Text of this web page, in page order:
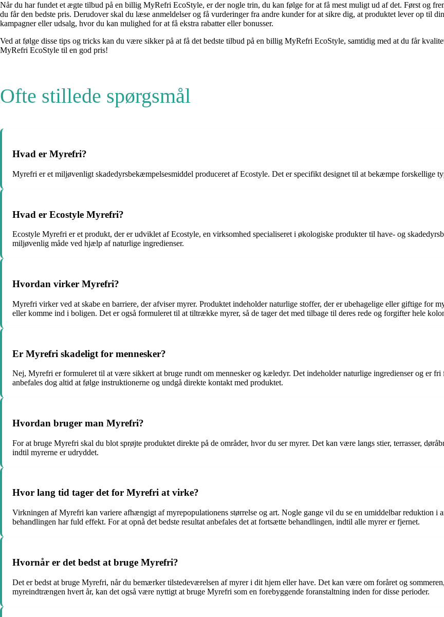
Når du har fundet et ægte tilbud på en billig MyRefri EcoStyle, er der nogle trin, du kan følge for at få mest muligt ud af det. Først og
du får den bedste pris. Derudover skal du læse anmeldelser og få vurderinger fra andre kunder for at sikre dig, at produktet lever op til
kampagner eller udsalg, hvor du kan mulighed for at få ekstra rabatter eller bonusser.
Ved at følge disse tips og tricks kan du være sikker på at få det bedste tilbud på en billig MyRefri EcoStyle, samtidig med at du får
MyRefri EcoStyle til en god pris!
Ofte stillede spørgsmål
Hvad er Myrefri?
Myrefri er et miljøvenligt skadedyrsbekæmpelsesmiddel produceret af Ecostyle. Det er specifikt designet til at bekæmpe forskellige
Hvad er Ecostyle Myrefri?
Ecostyle Myrefri er et produkt, der er udviklet af Ecostyle, en virksomhed specialiseret i økologiske produkter til have- og
miljøvenlig måde ved hjælp af naturlige ingredienser.
Hvordan virker Myrefri?
Myrefri virker ved at skabe en barriere, der afviser myrer. Produktet indeholder naturlige stoffer, der er ubehagelige eller giftige for
eller komme ind i boligen. Det er også formuleret til at tiltrække myrer, så de tager det med tilbage til deres rede og forgifter hele
Er Myrefri skadeligt for mennesker?
Nej, Myrefri er formuleret til at være sikkert at bruge rundt om mennesker og kæledyr. Det indeholder naturlige ingredienser og er
anbefales dog altid at følge instruktionerne og undgå direkte kontakt med produktet.
Hvordan bruger man Myrefri?
For at bruge Myrefri skal du blot sprøjte produktet direkte på de områder, hvor du ser myrer. Det kan være langs stier, terrasser,
indtil myrerne er udryddet.
Hvor lang tid tager det for Myrefri at virke?
Virkningen af Myrefri kan variere afhængigt af myrepopulationens størrelse og art. Nogle gange vil du se en umiddelbar reduktion i
behandlingen har fuld effekt. For at opnå det bedste resultat anbefales det at fortsætte behandlingen, indtil alle myrer er fjernet.
Hvornår er det bedst at bruge Myrefri?
Det er bedst at bruge Myrefri, når du bemærker tilstedeværelsen af myrer i dit hjem eller have. Det kan være om foråret og
myreindtrængen hvert år, kan det også være nyttigt at bruge Myrefri som en forebyggende foranstaltning inden for disse perioder.